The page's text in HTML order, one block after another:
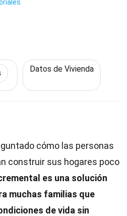
Datos de Vivienda
cómo las personas
construir sus hogares poco
es una solución
muchas familias que
de vida sin